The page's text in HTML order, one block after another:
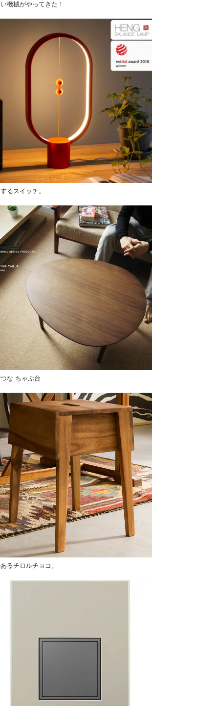
機械がやってきた！
るスイッチ。
な ちゃぶ台
るチロルチョコ。